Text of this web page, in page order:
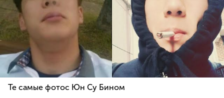
Те самые фотос Юн Су Бином